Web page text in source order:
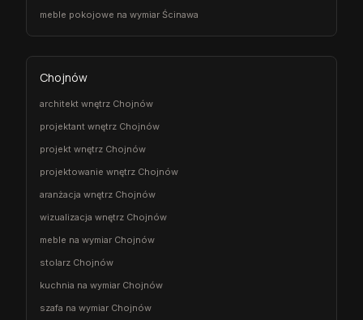
meble pokojowe na wymiar Ścinawa
Chojnów
architekt wnętrz Chojnów
projektant wnętrz Chojnów
projekt wnętrz Chojnów
projektowanie wnętrz Chojnów
aranżacja wnętrz Chojnów
wizualizacja wnętrz Chojnów
meble na wymiar Chojnów
stolarz Chojnów
kuchnia na wymiar Chojnów
szafa na wymiar Chojnów